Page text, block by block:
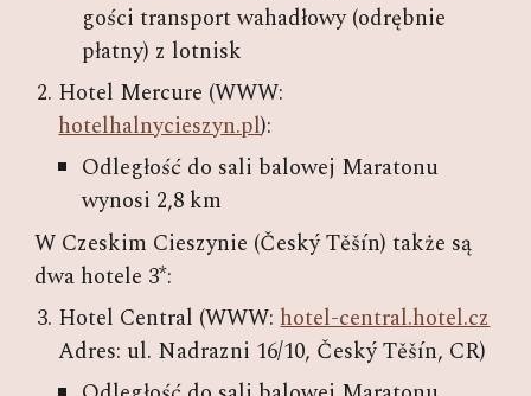
gości transport wahadłowy (odrębnie
płatny) z lotnisk
Hotel Mercure (WWW:
hotelhalnycieszyn.pl):
Odległość do sali balowej Maratonu
wynosi 2,8 km
W Czeskim Cieszynie (Český Těšín) także są
dwa hotele 3*:
Hotel Central (WWW:hotel-central.hotel.cz
Adres: ul. Nadrazni 16/10, Český Těšín, CR)